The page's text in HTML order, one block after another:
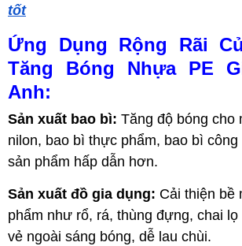
tốt
Ứng Dụng Rộng Rãi
Tăng Bóng Nhựa PE
Anh:
Sản xuất bao bì: Tăng độ bóng cho
nilon, bao bì thực phẩm, bao bì công
sản phẩm hấp dẫn hơn.
Sản xuất đồ gia dụng: Cải thiện bề
phẩm như rổ, rá, thùng đựng, chai
vẻ ngoài sáng bóng, dễ lau chùi.